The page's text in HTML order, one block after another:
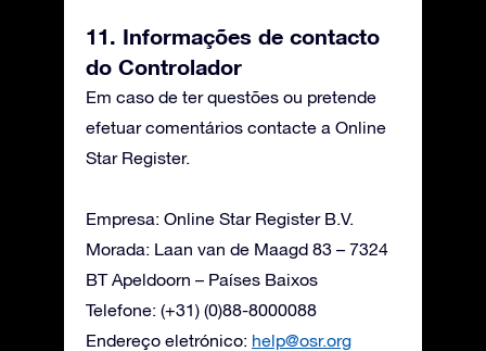
11. Informações de contacto
do Controlador
Em caso de ter questões ou pretende
efetuar comentários contacte a Online
Star Register.
Empresa: Online Star Register B.V.
Morada: Laan van de Maagd 83 – 7324
BT Apeldoorn – Países Baixos
Telefone: (+31) (0)88-8000088
Endereço eletrónico: help@osr.org